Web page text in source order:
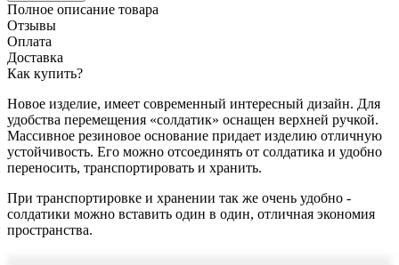
Полное описание товара
Отзывы
Оплата
Доставка
Как купить?
Новое изделие, имеет современный интересный дизайн. Для
удобства перемещения «солдатик» оснащен верхней ручкой.
Массивное резиновое основание придает изделию отличную
устойчивость. Его можно отсоединять от солдатика и удобно
переносить, транспортировать и хранить.
При транспортировке и хранении так же очень удобно -
солдатики можно вставить один в один, отличная экономия
пространства.